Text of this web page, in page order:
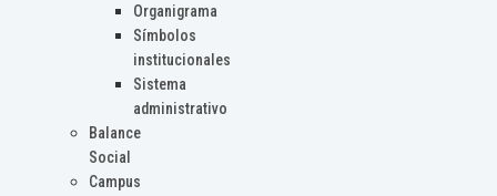
Organigrama
Símbolos
institucionales
Sistema
administrativo
Balance
Social
Campus